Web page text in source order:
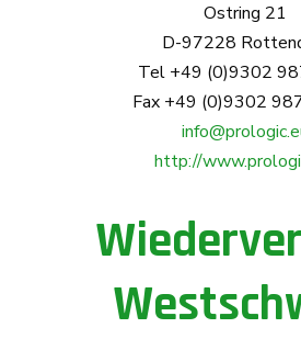
Ostring 21
D-97228
Tel +49 (0)9302
Fax +49 (0)9302
http://